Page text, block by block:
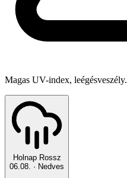
Magas UV-index, leégésveszély.
Holnap Rossz
06.08. · Nedves